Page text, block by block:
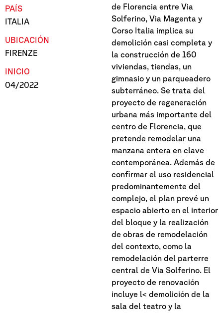
PAÍS
ITALIA
UBICACIÓN
FIRENZE
INICIO
04/2022
de Florencia entre Via
Solferino, Via Magenta y
Corso Italia implica su
demolición casi completa y
la construcción de 160
viviendas, tiendas, un
gimnasio y un parqueadero
subterráneo. Se trata del
proyecto de regeneración
urbana más importante del
centro de Florencia, que
pretende remodelar una
manzana entera en clave
contemporánea. Además de
confirmar el uso residencial
predominantemente del
complejo, el plan prevé un
espacio abierto en el interior
del bloque y la realización
de obras de remodelación
del contexto, como la
remodelación del parterre
central de Via Solferino. El
proyecto de renovación
incluye l< demolición de la
sala del teatro y la